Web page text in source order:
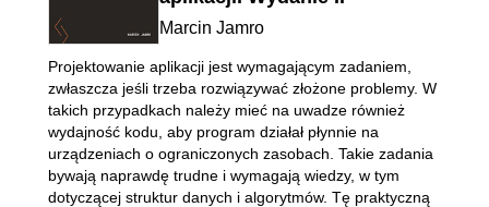
Marcin Jamro
Projektowanie aplikacji jest wymagającym zadaniem,
zwłaszcza jeśli trzeba rozwiązywać złożone problemy. W
takich przypadkach należy mieć na uwadze również
wydajność kodu, aby program działał płynnie na
urządzeniach o ograniczonych zasobach. Takie zadania
bywają naprawdę trudne i wymagają wiedzy, w tym
dotyczącej struktur danych i algorytmów. Tę praktyczną